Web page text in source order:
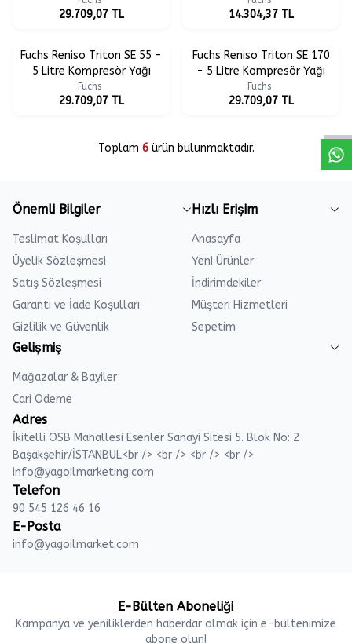
29.709,07TL 14.304,37TL
Fuchs Reniso Triton SE 55 -
5 Litre Kompresör Yağı
Fuchs
29.709,07TL
Fuchs Reniso Triton SE 170
- 5 Litre Kompresör Yağı
Fuchs
29.709,07TL
Toplam 6ürün bulunmaktadır.
Önemli Bilgiler
Teslimat Koşulları
Üyelik Sözleşmesi
Satış Sözleşmesi
Garanti ve İade Koşulları
Gizlilik ve Güvenlik
Hızlı Erişim
Anasayfa
Yeni Ürünler
İndirimdekiler
Müşteri Hizmetleri
Sepetim
Gelişmiş
Mağazalar & Bayiler
Cari Ödeme
Adres
İkitelli OSB Mahallesi Esenler Sanayi Sitesi 5. Blok No: 2
Başakşehir/İSTANBUL<br /> <br /> <br /> <br />
info@yagoilmarketing.com
Telefon
90 545 126 46 16
E-Posta
info@yagoilmarket.com
E-Bülten Aboneliği
Kampanya ve yeniliklerden haberdar olmak için e-bültenimize
abone olun!